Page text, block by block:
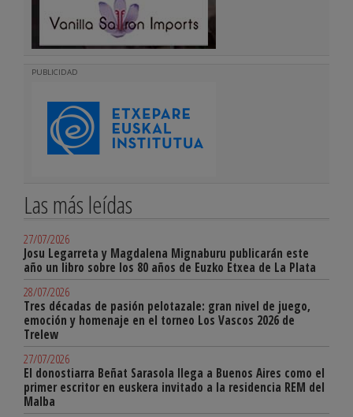
PUBLICIDAD
Las más leídas
27/07/2026
Josu Legarreta y Magdalena Mignaburu publicarán este
año un libro sobre los 80 años de Euzko Etxea de La Plata
28/07/2026
Tres décadas de pasión pelotazale: gran nivel de juego,
emoción y homenaje en el torneo Los Vascos 2026 de
Trelew
27/07/2026
El donostiarra Beñat Sarasola llega a Buenos Aires como el
primer escritor en euskera invitado a la residencia REM del
Malba